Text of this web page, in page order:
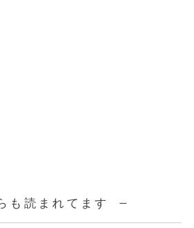
も読まれてます